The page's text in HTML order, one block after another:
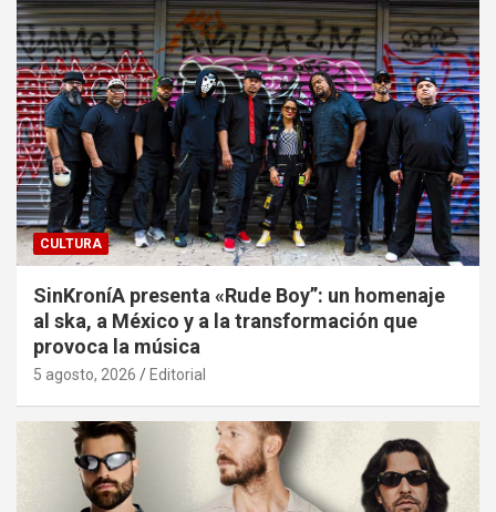
CULTURA
SinKroníA presenta «Rude Boy”: un homenaje
al ska, a México y a la transformación que
provoca la música
5 agosto, 2026 Editorial